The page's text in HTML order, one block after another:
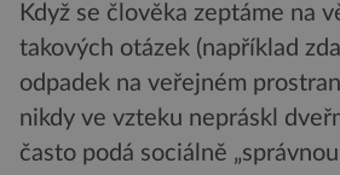
Když se člověka zeptáme na
takových otázek (například
odpadek na veřejném
nikdy ve vzteku nepráskl
často podá sociálně